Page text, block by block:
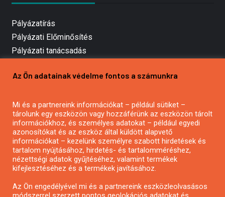
Pályázatírás
Pályázati Előminősítés
Pályázati tanácsadás
Mezőgazdasági pályázatírás
Pályázatírás civil szervezeteknek
Pályázatírás önkormányzatoknak
Pályázatfigyelés
Specifikus pályázatfigyelés vagy hírlevél
Az Ön adatainak védelme fontos a számunkra
Mi és a partnereink információkat – például sütiket –
tárolunk egy eszközön vagy hozzáférünk az eszközön tárolt
információkhoz, és személyes adatokat – például egyedi
azonosítókat és az eszköz által küldött alapvető
információkat – kezelünk személyre szabott hirdetések és
tartalom nyújtásához, hirdetés- és tartalomméréshez,
nézettségi adatok gyűjtéséhez, valamint termékek
kifejlesztéséhez és a termékek javításához.
Az Ön engedélyével mi és a partnereink eszközleolvasásos